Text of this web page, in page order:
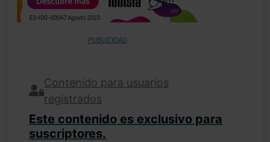
PUBLICIDAD
Contenido para usuarios
registrados
Este contenido es exclusivo para
suscriptores.